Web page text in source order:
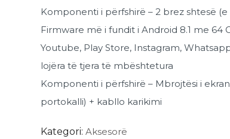
Komponenti i përfshirë – 2 brez shtesë
Firmware më i fundit i Android 8.1 me 64
Youtube, Play Store, Instagram,
lojëra të tjera të mbështetura
Komponenti i përfshirë – Mbrojtësi i
portokalli) + kabllo karikimi
Kategori: Aksesorë